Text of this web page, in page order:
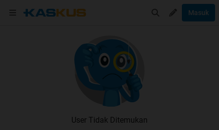
Masuk
User Tidak Ditemukan